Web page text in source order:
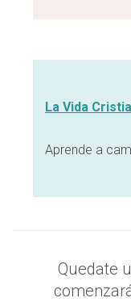
La Vida
Aprende a
Quedate